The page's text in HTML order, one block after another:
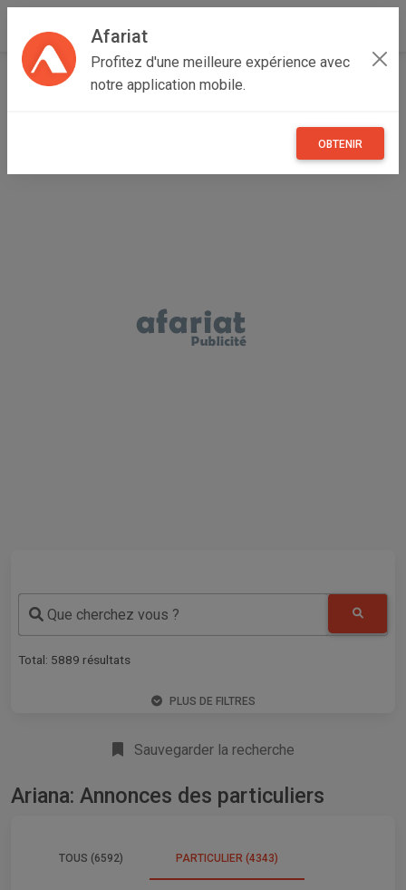
Afariat
Profitez d'une meilleure expérience avec
notre application mobile.
OBTENIR
Accueil Recherche Particulier
Que cherchez vous ?
Total: 5889 résultats
PLUS DE FILTRES
Sauvegarder la recherche
Ariana: Annonces des particuliers
TOUS (6592) PARTICULIER (4343)